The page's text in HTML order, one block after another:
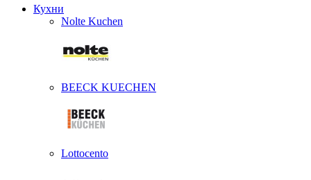
Кухни
Nolte Kuchen
BEECK KUECHEN
Lottocento